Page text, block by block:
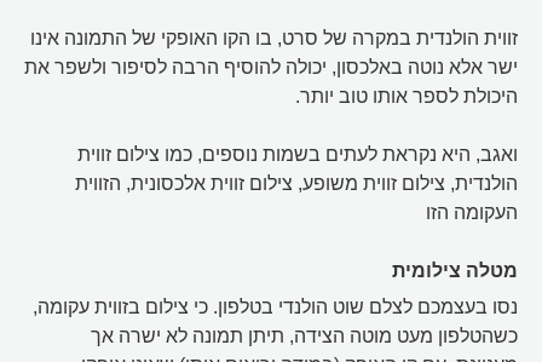
זווית הולנדית במקרה של סרט, בו הקו האופקי של התמונה אינו
ישר אלא נוטה באלכסון, יכולה להוסיף הרבה לסיפור ולשפר את
היכולת לספר אותו טוב יותר.
ואגב, היא נקראת לעתים בשמות נוספים, כמו צילום זווית
הולנדית, צילום זווית משופע, צילום זווית אלכסונית, הזווית
העקומה הזו
מטלה צילומית
נסו בעצמכם לצלם שוט הולנדי בטלפון. כי צילום בזווית עקומה,
כשהטלפון מעט מוטה הצידה, תיתן תמונה לא ישרה אך